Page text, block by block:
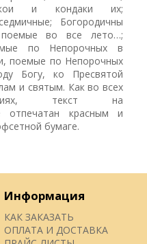
и кондаки их;
Богородичны
поемые во все лето…;
по Непорочных в
поемые по Непорочных
Богу, ко Пресвятой
и святым. Как во всех
текст на
отпечатан красным и
бумаге.
Информация
КАК ЗАКАЗАТЬ
ОПЛАТА И ДОСТАВКА